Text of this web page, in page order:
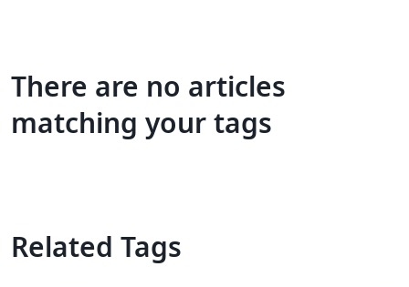
There are no articles
matching your tags
Related Tags